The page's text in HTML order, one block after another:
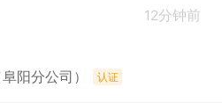
12分钟前
阳分公司） 认证